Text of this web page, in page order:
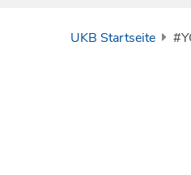
UKB Startseite